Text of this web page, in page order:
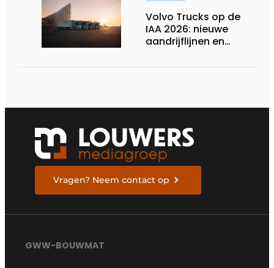
Volvo Trucks op de
IAA 2026: nieuwe
aandrijflijnen en
Vragen? Neem contact op
GWW-BOUWMAT